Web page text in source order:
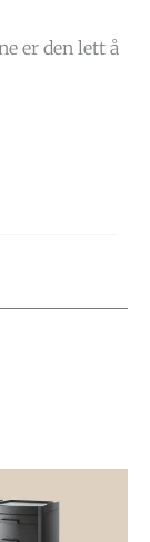
er den lett å